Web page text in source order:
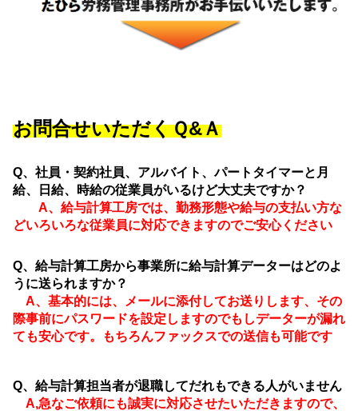
お問合せいただくＱ&Ａ
Q、社員・契約社員、アルバイト、パートタイマーと月
給、日給、時給の従業員がいるけど大丈夫ですか？
A、給与計算工房では、勤務形態や給与の支払い方な
どいろいろな従業員に対応できますのでご安心ください
Q、給与計算工房から事業所に給与計算データーはどのよ
うに送られますか？
A、基本的には、メールに添付してお送りします、その
際事前にパスワードを設定しますのでもしデーターが漏れ
ても安心です。もちろんファックスでの送信も可能です
Q、給与計算担当者が退職してだれもできる人がいません
A,急なご依頼にも誠実に対応させたいただきますので、